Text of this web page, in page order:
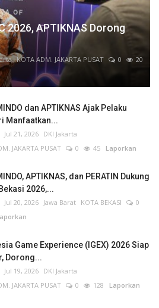
2026, APTIKNAS Dorong
KOTA ADM. JAKARTA PUSAT 0
20
dan APTIKNAS Ajak Pelaku
Manfaatkan...
Jul 21, 2026 DKI Jakarta
JAKARTA PUSAT
0 45 Laporkan
APTIKNAS, dan PERATIN Dukung
Bekasi 2026,...
Jul 20, 2026 Jawa Barat KOTA BEKASI
0
Game Experience (IGEX) 2026 Siap
Dorong...
Jul 19, 2026 DKI Jakarta
JAKARTA PUSAT
0 128 Laporkan